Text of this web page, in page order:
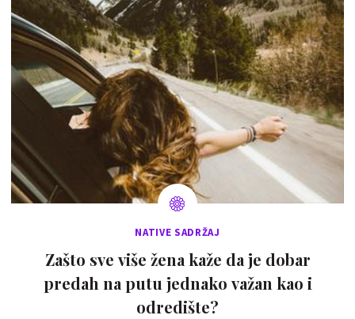
NATIVE SADRŽAJ
Zašto sve više žena kaže da je dobar
predah na putu jednako važan kao i
odredište?